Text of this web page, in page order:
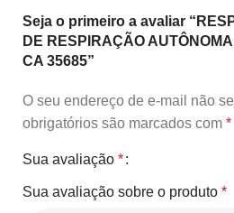
Seja o primeiro a avaliar
DE RESPIRAÇÃO
CA 35685”
O seu endereço de e-mail não
obrigatórios são marcados com *
Sua avaliação *
Sua avaliação sobre o produto *